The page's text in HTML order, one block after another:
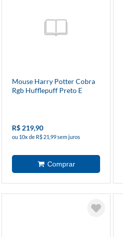
Mouse Harry Potter Cobra
Rgb Hufflepuff Preto E
R$ 219,90
ou 10x de R$ 21,99 sem juros